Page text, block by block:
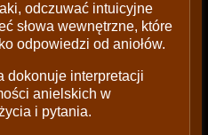
odczuwać intuicyjne
słowa wewnętrzne, które
odpowiedzi od aniołów.
dokonuje interpretacji
anielskich w
i pytania.